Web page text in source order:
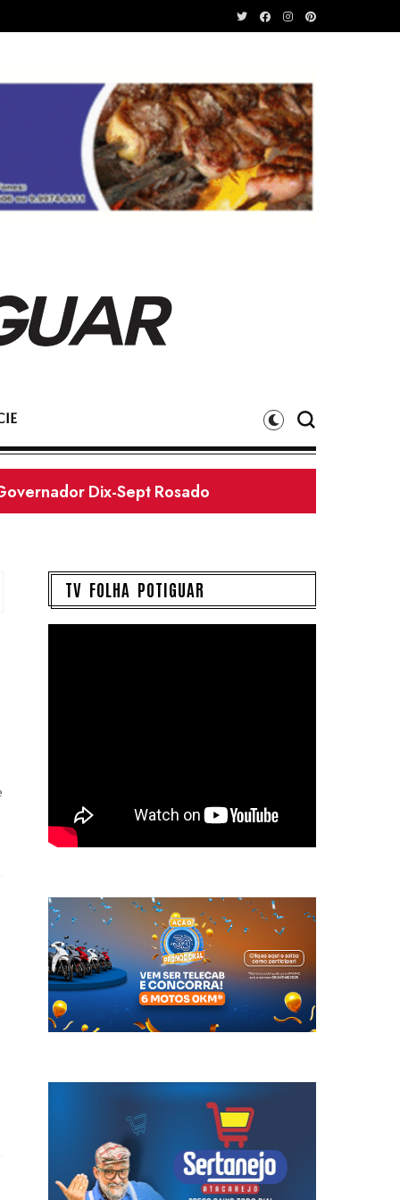
é morto a tiros ao chegar em casa no Sumaré
TV FOLHA POTIGUAR